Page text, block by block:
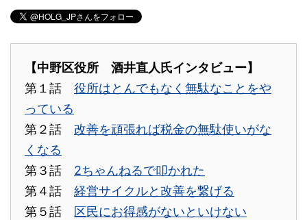
【中野区役所 酒井直人氏インタビュー】
第１話 役所はとんでもなく無駄なことをや
っている
第２話 改善を頑張れば税金の無駄使いがな
くなる
第３話 2ちゃんねるで叩かれた
第４話 経営サイクルと改善を繋げる
第５話 区民にお得感がないといけない